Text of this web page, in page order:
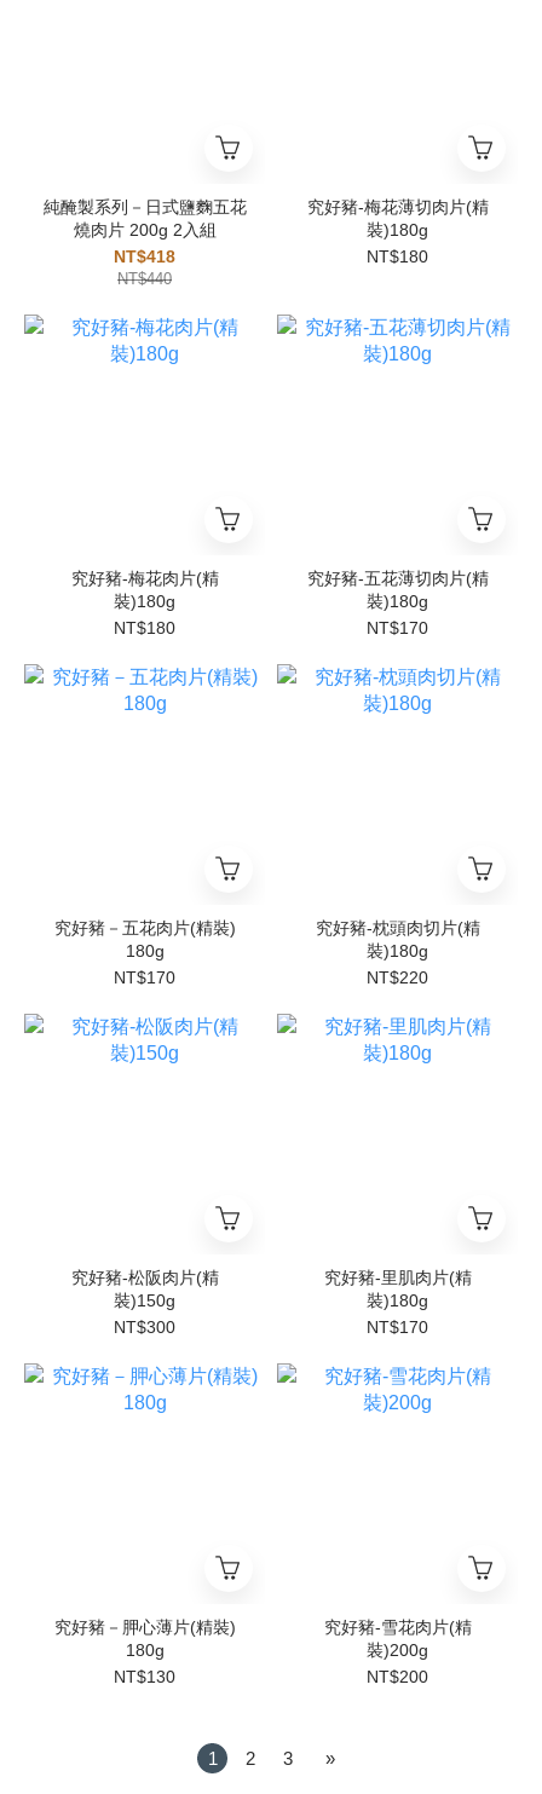
純醃製系列－日式鹽麴五花
燒肉片 200g 2入組
NT$418
NT$440
究好豬-梅花薄切肉片(精
裝)180g
NT$180
究好豬-梅花肉片(精
裝)180g
NT$180
究好豬-五花薄切肉片(精
裝)180g
NT$170
究好豬－五花肉片(精裝)
180g
NT$170
究好豬-枕頭肉切片(精
裝)180g
NT$220
究好豬-松阪肉片(精
裝)150g
NT$300
究好豬-里肌肉片(精
裝)180g
NT$170
究好豬－胛心薄片(精裝)
180g
NT$130
究好豬-雪花肉片(精
裝)200g
NT$200
1 2 3 »